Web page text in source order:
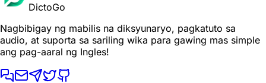
DictoGo
Nagbibigay ng mabilis na diksyunaryo, pagkatuto sa
audio, at suporta sa sariling wika para gawing mas simple
ang pag-aaral ng Ingles!